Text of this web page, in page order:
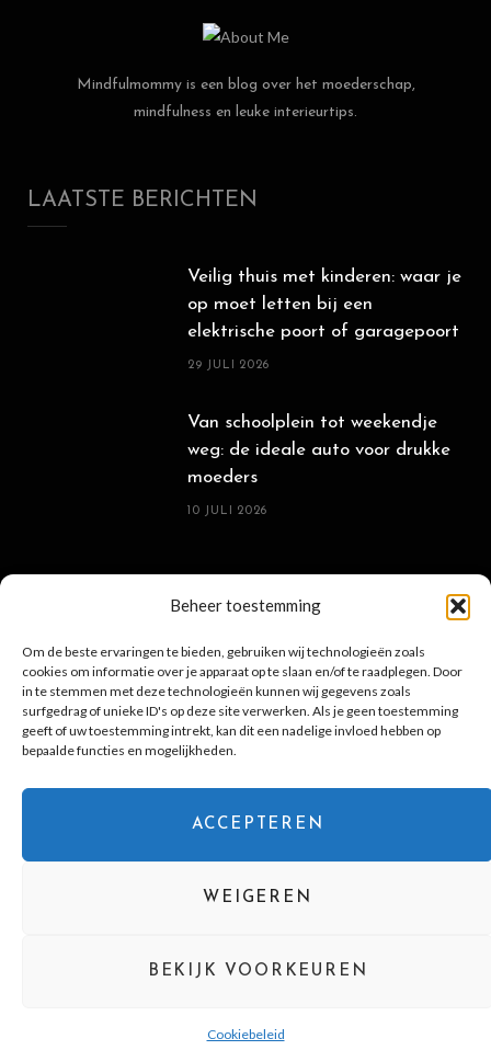
Beheer toestemming
Om de beste ervaringen te bieden, gebruiken wij technologieën zoals
cookies om informatie over je apparaat op te slaan en/of te raadplegen. Door
in te stemmen met deze technologieën kunnen wij gegevens zoals
surfgedrag of unieke ID's op deze site verwerken. Als je geen toestemming
geeft of uw toestemming intrekt, kan dit een nadelige invloed hebben op
bepaalde functies en mogelijkheden.
ACCEPTEREN
WEIGEREN
BEKIJK VOORKEUREN
Cookiebeleid
Mindfulmommy is een blog over het moederschap,
mindfulness en leuke interieurtips.
LAATSTE BERICHTEN
Veilig thuis met kinderen: waar je
op moet letten bij een
elektrische poort of garagepoort
29 JULI 2026
Van schoolplein tot weekendje
weg: de ideale auto voor drukke
moeders
10 JULI 2026
POPULAIRE BERICHTEN
Sterrenbeeld: uitgebreide
eigenschappen-horoscoop
16 MAART 2022
Even tijd voor jezelf? Schenk een
glas rosé wijn en adem uit
28 MEI 2025